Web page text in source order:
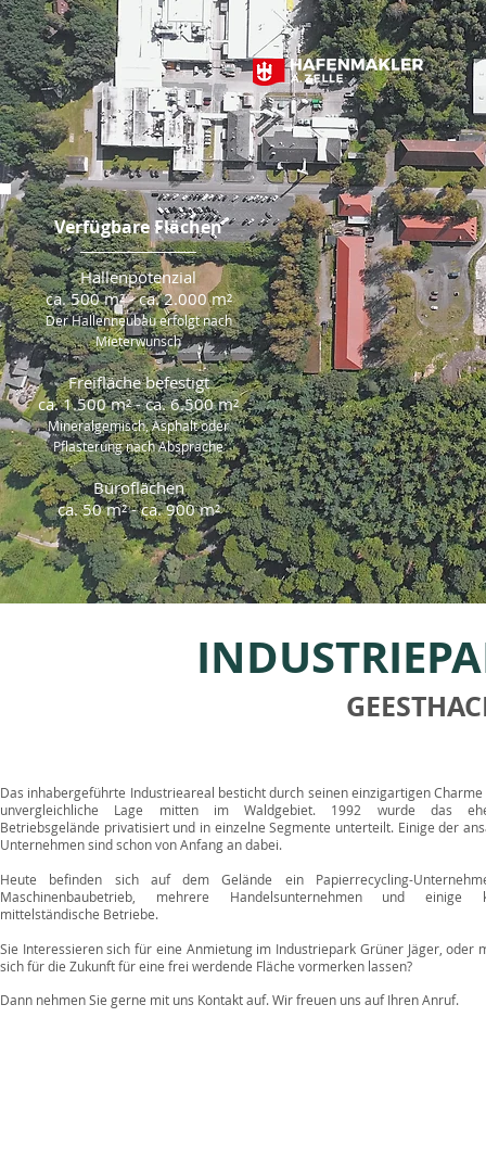
Verfügbare Flächen
Hallenpotenzial
ca. 500 m² - ca. 2.000 m²
Der Hallenneubau erfolgt nach
Mieterwunsch
Freifläche befestigt
ca. 1.500 m² - ca. 6.500 m²
Mineralgemisch, Asphalt oder
Pflasterung nach Absprache
Büroflächen
ca. 50 m² - ca. 900 m²
Das inhabergeführte Industrieareal besticht durch seinen einzigartigen
unvergleichliche Lage mitten im Waldgebiet. 1992 wurde das
Betriebsgelände privatisiert und in einzelne Segmente unterteilt. Einige der
Unternehmen sind schon von Anfang an dabei.
Heute befinden sich auf dem Gelände ein Papierrecycling-
Maschinenbaubetrieb, mehrere Handelsunternehmen und einige
mittelständische Betriebe.
Sie Interessieren sich für eine Anmietung im Industriepark Grüner Jäger, oder
sich für die Zukunft für eine frei werdende Fläche vormerken lassen?
Dann nehmen Sie gerne mit uns Kontakt auf. Wir freuen uns auf Ihren Anruf.